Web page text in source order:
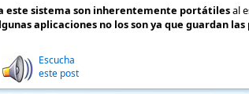
este sistema son inherentemente portátilesal
aplicaciones no los son ya que guardan
Escucha
este post